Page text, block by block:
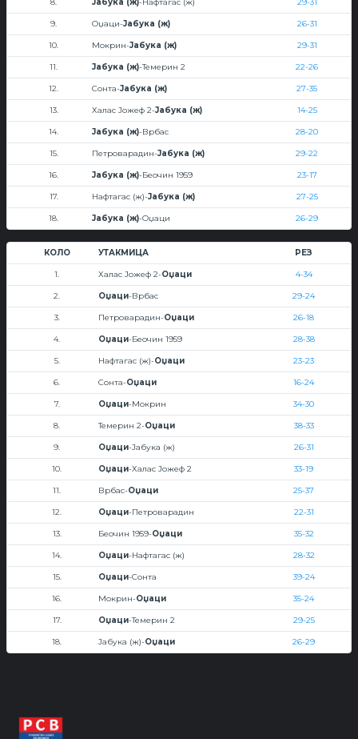
9. Оџаци-Јабука (ж) 26-31
10. Мокрин-Јабука (ж) 29-31
11. Јабука (ж)-Темерин 2 22-26
12. Сонта-Јабука (ж) 27-35
13. Халас Јожеф 2-Јабука (ж) 14-25
14. Јабука (ж)-Врбас 28-20
15. Петроварадин-Јабука (ж) 29-22
16. Јабука (ж)-Беочин 1959 23-17
17. Нафтагас (ж)-Јабука (ж) 27-25
18. Јабука (ж)-Оџаци 26-29
КОЛО УТАКМИЦА РЕЗ
1. Халас Јожеф 2-Оџаци 4-34
2. Оџаци-Врбас 29-24
3. Петроварадин-Оџаци 26-18
4. Оџаци-Беочин 1959 28-38
5. Нафтагас (ж)-Оџаци 23-23
6. Сонта-Оџаци 16-24
7. Оџаци-Мокрин 34-30
8. Темерин 2-Оџаци 38-33
9. Оџаци-Јабука (ж) 26-31
10. Оџаци-Халас Јожеф 2 33-19
11. Врбас-Оџаци 25-37
12. Оџаци-Петроварадин 22-31
13. Беочин 1959-Оџаци 35-32
14. Оџаци-Нафтагас (ж) 28-32
15. Оџаци-Сонта 39-24
16. Мокрин-Оџаци 35-24
17. Оџаци-Темерин 2 29-25
18. Јабука (ж)-Оџаци 26-29